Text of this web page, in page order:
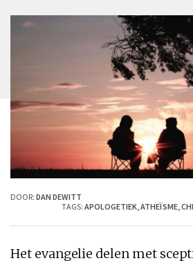
DOOR: DAN DEWITT
TAGS: APOLOGETIEK ATHEÏSME
Het evangelie delen met